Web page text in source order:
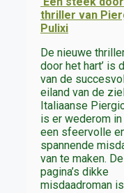
thriller van
Pulixi
De nieuwe
door het hart’ is
van de
eiland van de
Italiaanse
is er wederom
een sfeervolle
spannende
van te maken.
pagina’s dikke
misdaadroman